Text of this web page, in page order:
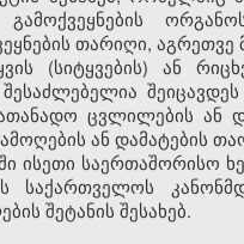
თარიღი,
(სიტყვების) ან
ცვლილების ან
ან დამატების
ისეთი საერთაშორისო
საქართველოს
შეტანის შესახებ.